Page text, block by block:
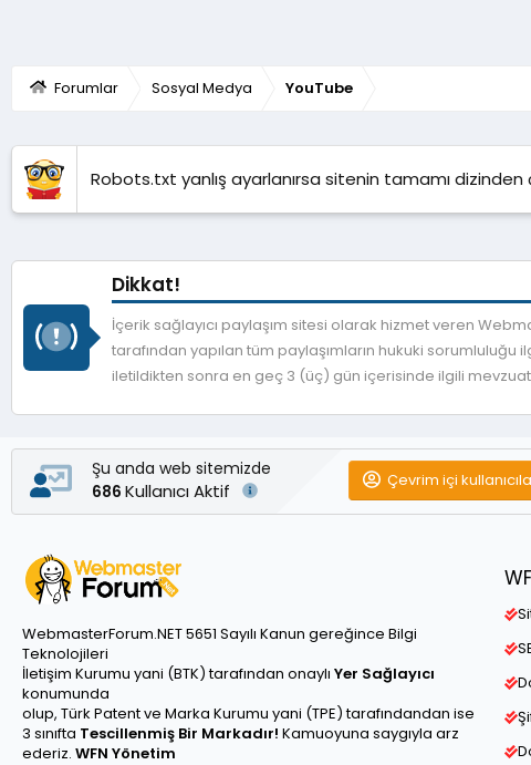
Forumlar Sosyal Medya YouTube
Robots.txt yanlış ayarlanırsa sitenin tamamı dizinden
Dikkat!
İçerik sağlayıcı paylaşım sitesi olarak hizmet veren
tarafından yapılan tüm paylaşımların hukuki sorumluluğu
iletildikten sonra en geç 3 (üç) gün içerisinde ilgili
Şu anda web sitemizde
686 Kullanıcı Aktif Çevrim içi
WebmasterForum.NET 5651 Sayılı Kanun gereğince Bilgi
Teknolojileri
İletişim Kurumu yani (BTK) tarafından onaylı Yer Sağlayıcı
konumunda
olup, Türk Patent ve Marka Kurumu yani (TPE) tarafındandan ise
3 sınıfta Tescillenmiş Bir Markadır! Kamuoyuna saygıyla arz
ederiz. WFN Yönetim